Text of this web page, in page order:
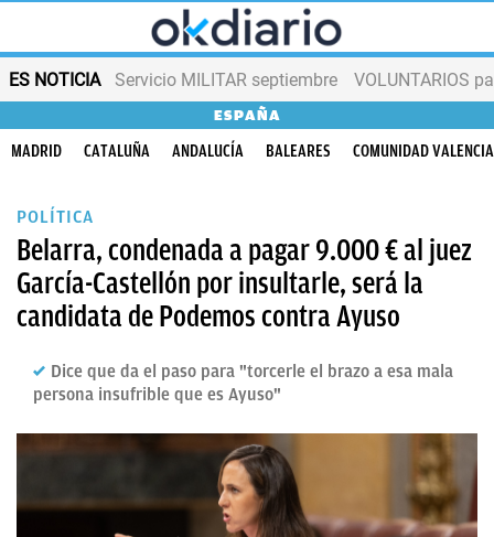
ES NOTICIA Servicio MILITAR septiembre VOLUNTARIOS
ESPAÑA
MADRID CATALUÑA ANDALUCÍA BALEARES COMUNIDAD
POLÍTICA
Belarra, condenada a pagar 9.000 € al juez
García-Castellón por insultarle, será la
candidata de Podemos contra Ayuso
Dice que da el paso para "torcerle el brazo a esa mala
persona insufrible que es Ayuso"